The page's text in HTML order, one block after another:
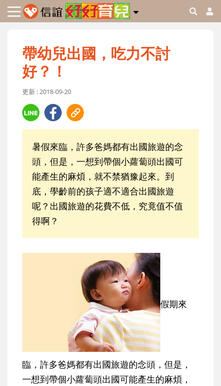
帶幼兒出國，吃力不討
好？！
更新 : 2018-09-20
暑假來臨，許多爸媽都有出國旅遊的念
頭，但是，一想到帶個小蘿蔔頭出國可
能產生的麻煩，就不禁猶豫起來。到
底，學齡前的孩子適不適合出國旅遊
呢？出國旅遊的花費不低，究竟值不值
得啊？
假期來
臨，許多爸媽都有出國旅遊的念頭，但是，
一想到帶個小蘿蔔頭出國可能產生的麻煩，